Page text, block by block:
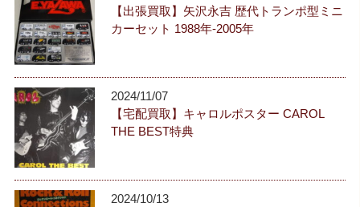
【出張買取】矢沢永吉 歴代トランポ型ミニ
カーセット 1988年-2005年
2024/11/07
【宅配買取】キャロルポスター CAROL
THE BEST特典
2024/10/13